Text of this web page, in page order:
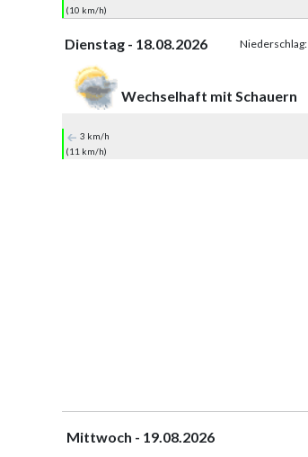
(10 km/h)
Dienstag - 18.08.2026 Niederschlag:
Wechselhaft mit Schauern
3 km/h
(11 km/h)
Mittwoch - 19.08.2026